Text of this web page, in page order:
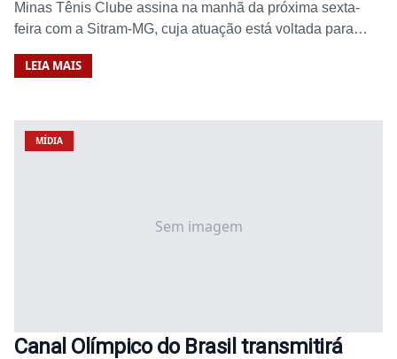
Minas Tênis Clube assina na manhã da próxima sexta-
feira com a Sitram-MG, cuja atuação está voltada para…
LEIA MAIS
Sem imagem
MÍDIA
Canal Olímpico do Brasil transmitirá